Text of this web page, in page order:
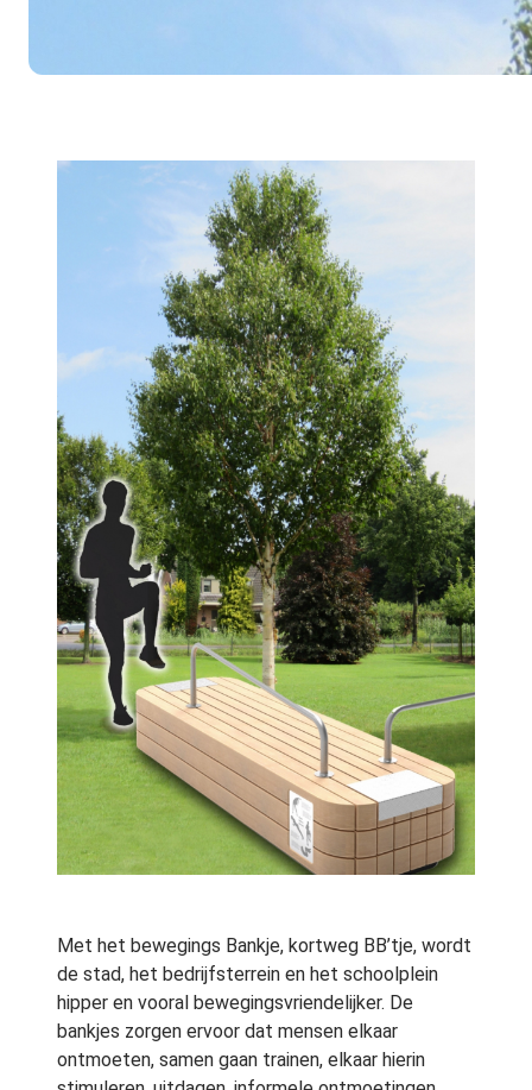
Met het bewegings Bankje, kortweg BB’tje, wordt
de stad, het bedrijfsterrein en het schoolplein
hipper en vooral bewegingsvriendelijker. De
bankjes zorgen ervoor dat mensen elkaar
ontmoeten, samen gaan trainen, elkaar hierin